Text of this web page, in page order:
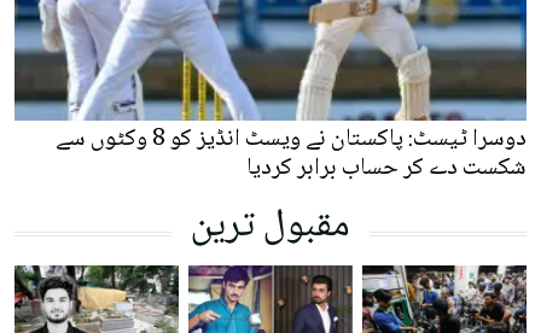
دوسرا ٹیسٹ: پاکستان نے ویسٹ انڈیز کو 8 وکٹوں سے
شکست دے کر حساب برابر کردیا
مقبول ترین